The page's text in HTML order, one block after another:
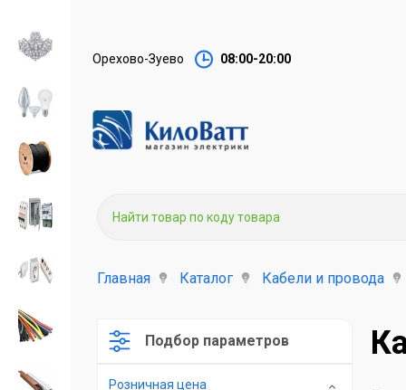
Орехово-Зуево 08:00-20:00
Главная Каталог Кабели и провода
Подбор параметров
Розничная цена